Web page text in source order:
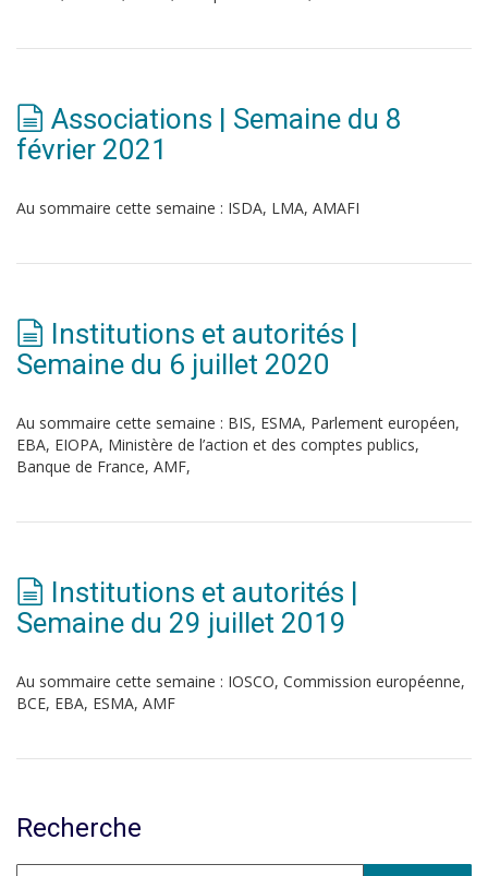
Associations | Semaine du 8
février 2021
Au sommaire cette semaine : ISDA, LMA, AMAFI
Institutions et autorités |
Semaine du 6 juillet 2020
Au sommaire cette semaine : BIS, ESMA, Parlement européen,
EBA, EIOPA, Ministère de l’action et des comptes publics,
Banque de France, AMF,
Institutions et autorités |
Semaine du 29 juillet 2019
Au sommaire cette semaine : IOSCO, Commission européenne,
BCE, EBA, ESMA, AMF
Recherche